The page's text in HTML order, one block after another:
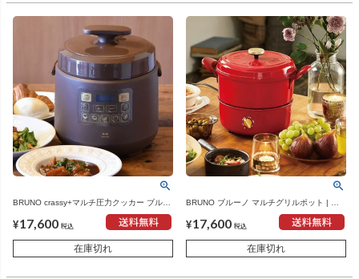
BRUNO crassy+マルチ圧力クッカー ブルー
¥17,600 税込
在庫切れ
BRUNO ブルーノ マルチグリルポット | キ
¥17,600 税込
在庫切れ